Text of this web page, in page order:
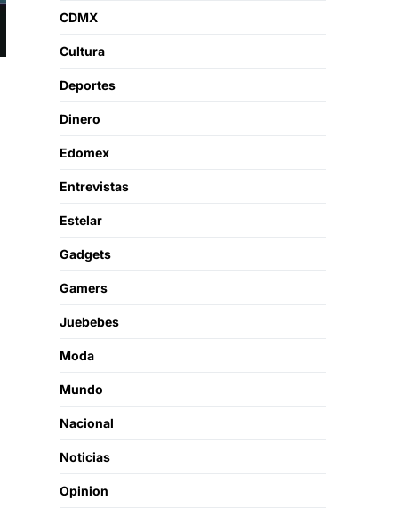
CDMX
Cultura
Deportes
Dinero
Edomex
Entrevistas
Estelar
Gadgets
Gamers
Juebebes
Moda
Mundo
Nacional
Noticias
Opinion